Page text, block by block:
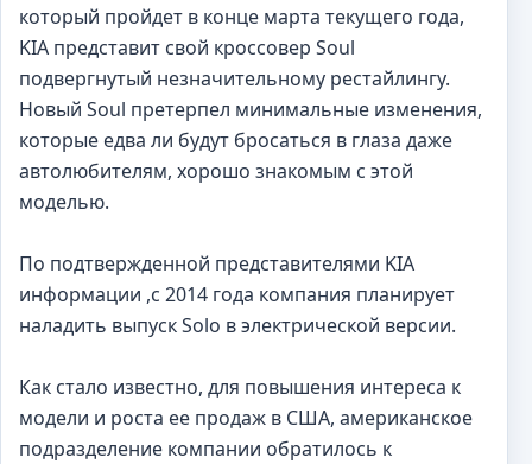
который пройдет в конце марта текущего года,
KIA представит свой кроссовер Soul
подвергнутый незначительному рестайлингу.
Новый Soul претерпел минимальные изменения,
которые едва ли будут бросаться в глаза даже
автолюбителям, хорошо знакомым с этой
моделью.
По подтвержденной представителями KIA
информации ,с 2014 года компания планирует
наладить выпуск Solo в электрической версии.
Как стало известно, для повышения интереса к
модели и роста ее продаж в США, американское
подразделение компании обратилось к